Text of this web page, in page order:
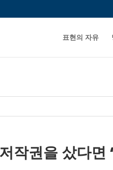
표현의 자유
권을 샀다면